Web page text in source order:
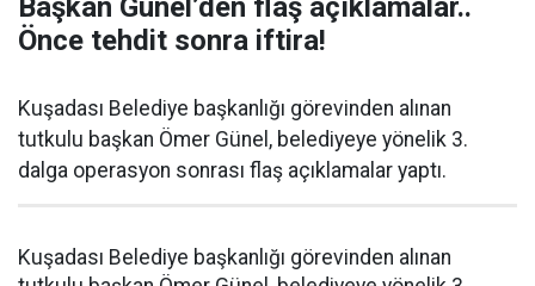
Başkan Günel’den flaş açıklamalar..
Önce tehdit sonra iftira!
Kuşadası Belediye başkanlığı görevinden alınan
tutkulu başkan Ömer Günel, belediyeye yönelik 3.
dalga operasyon sonrası flaş açıklamalar yaptı.
Kuşadası Belediye başkanlığı görevinden alınan